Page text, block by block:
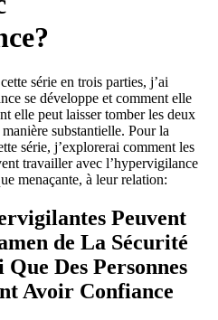
série en trois parties, j’ai
se développe et comment elle
elle peut laisser tomber les deux
substantielle. Pour la
série, j’explorerai comment les
travailler avec l’hypervigilance
menaçante, à leur relation:
Peuvent
de La Sécurité
Des Personnes
Avoir Confiance